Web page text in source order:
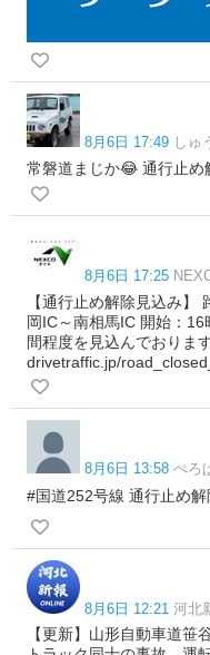
8月6日 17:49 しゅ
常磐道まじか😂 通行止め
8月6日 17:25
【通行止め解除見込み】
岡IC～南相馬IC 開始：
間程度を見込んでおりま
drivetraffic.jp/
8月6日 13:58 ぺろ
#国道252号線 通行止め
8月6日 12:21 河北
【更新】山形自動車道